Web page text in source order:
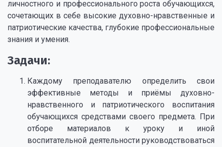
личностного и профессионального роста обучающихся,
сочетающих в себе высокие духовно-нравственные и
патриотические качества, глубокие профессиональные
знания и умения.
Задачи:
Каждому преподавателю определить свои
эффективные методы и приёмы духовно-
нравственного и патриотического воспитания
обучающихся средствами своего предмета. При
отборе материалов к уроку и иной
воспитательной деятельности руководствоваться